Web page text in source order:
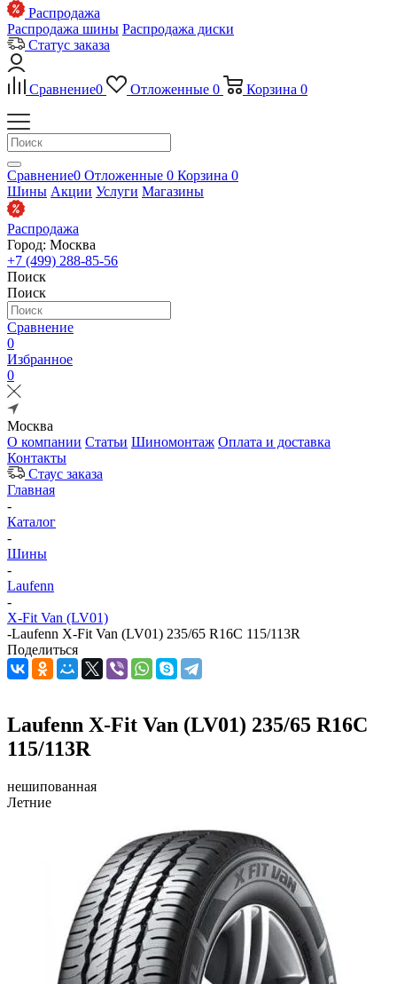
Распродажа
Распродажа шины Распродажа диски
Статус заказа
Сравнение0 Отложенные 0 Корзина 0
Сравнение0 Отложенные 0 Корзина 0
Шины Акции Услуги Магазины
Распродажа
Город: Москва
+7 (499) 288-85-56
Поиск
Поиск
Сравнение
0
Избранное
0
Москва
О компании Статьи Шиномонтаж Оплата и доставка
Контакты
Стаус заказа
Главная
-
Каталог
-
Шины
-
Laufenn
-
X-Fit Van (LV01)
-Laufenn X-Fit Van (LV01) 235/65 R16С 115/113R
Поделиться
Laufenn X-Fit Van (LV01) 235/65 R16С
115/113R
нешипованная
Летние